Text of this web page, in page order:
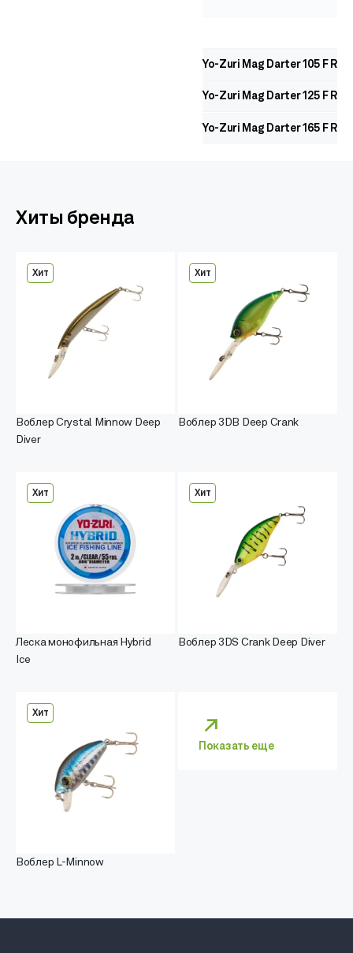
Yo-Zuri Mag Darter 105 F
Yo-Zuri Mag Darter 125 F
Yo-Zuri Mag Darter 165 F
Хиты бренда
Хит
Воблер Crystal Minnow Deep
Diver
Хит
Воблер 3DB Deep Crank
Хит
Леска монофильная Hybrid
Ice
Хит
Воблер 3DS Crank Deep Diver
Хит
Воблер L-Minnow
Показать еще